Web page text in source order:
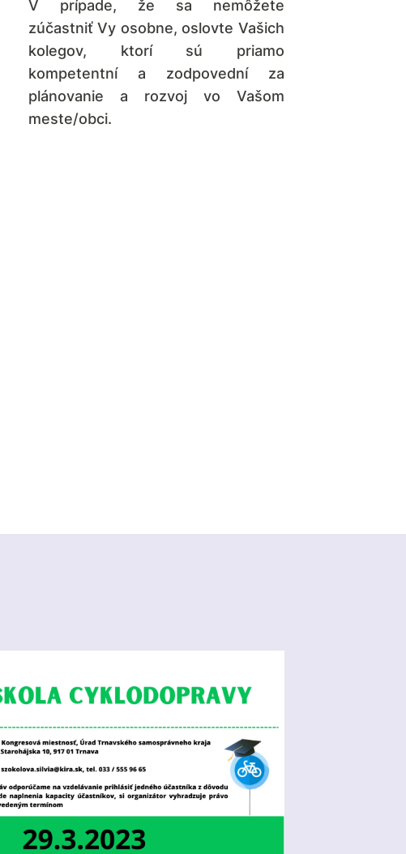
V prípade, že sa nemôžete
zúčastniť Vy osobne, oslovte Vašich
kolegov, ktorí sú priamo
kompetentní a zodpovední za
plánovanie a rozvoj vo Vašom
meste/obci.